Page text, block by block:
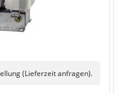
(Lieferzeit anfragen).